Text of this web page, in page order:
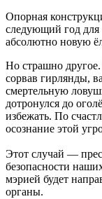
Опорная
следующий год для
абсолютно новую
Но страшно
сорвав гирлянды,
смертельную
дотронулся до
избежать. По
осознание этой
Этот случай —
безопасности
мэрией будет
органы.